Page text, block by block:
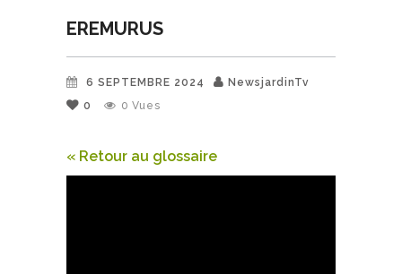
EREMURUS
6 SEPTEMBRE 2024
NewsjardinTv
0
0 Vues
« Retour au glossaire